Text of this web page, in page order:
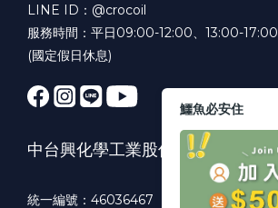
LINE ID：@crocoil
服務時間：平日09:00-12:00、13:00-17:00
(國定假日休息)
中台興化學工業股份有限公司
統一編號：46036467
鱷魚必安住